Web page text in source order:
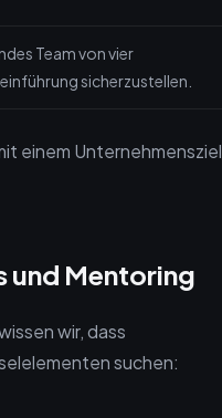
Team von vier
sicherzustellen.
einem Unternehmensziel
und Mentoring
wir, dass
suchen: